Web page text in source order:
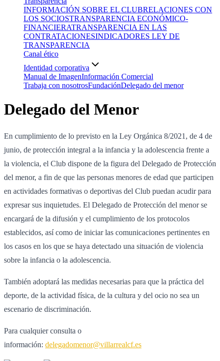
INFORMACIÓN SOBRE EL CLUBRELACIONES CON
LOS SOCIOSTRANSPARENCIA ECONÓMICO-
FINANCIERATRANSPARENCIA EN LAS
CONTRATACIONESINDICADORES LEY DE
TRANSPARENCIA
Canal ético
Identidad corporativa
Manual de ImagenInformación Comercial
Trabaja con nosotrosFundaciónDelegado del menor
Delegado del Menor
En cumplimiento de lo previsto en la Ley Orgánica 8/2021, de 4 de
junio, de protección integral a la infancia y la adolescencia frente a
la violencia, el Club dispone de la figura del Delegado de Protección
del menor, a fin de que las personas menores de edad que participen
en actividades formativas o deportivas del Club puedan acudir para
expresar sus inquietudes. El Delegado de Protección del menor se
encargará de la difusión y el cumplimiento de los protocolos
establecidos, así como de iniciar las comunicaciones pertinentes en
los casos en los que se haya detectado una situación de violencia
sobre la infancia o la adolescencia.
También adoptará las medidas necesarias para que la práctica del
deporte, de la actividad física, de la cultura y del ocio no sea un
escenario de discriminación.
Para cualquier consulta o
información: delegadomenor@villarrealcf.es